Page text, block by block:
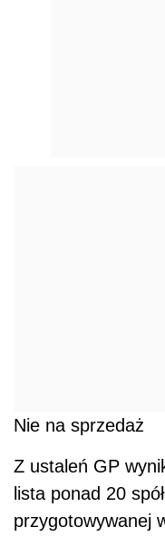
Nie na sprzedaż
Z ustaleń GP
lista ponad 20
przygotowywanej